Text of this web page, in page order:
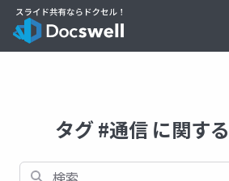
タグ #通信 に関す
検索